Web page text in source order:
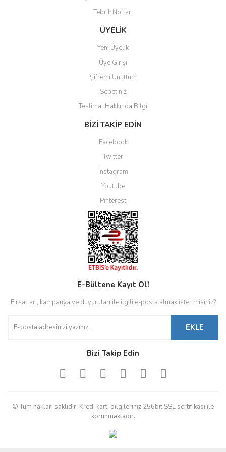
Tebrik Notları
ÜYELİK
Yeni Üyelik
Üye Girişi
Şifremi Unuttum
Sepetiniz
Teslimat Hakkında Bilgi
BİZİ TAKİP EDİN
Facebook
Twitter
Instagram
Youtube
Pinterest
E-Bültene Kayıt Ol!
Fırsatları, kampanya ve duyuruları ile ilgili e-posta almak ister misiniz?
EKLE
Bizi Takip Edin
© Tüm hakları saklıdır. Kredi kartı bilgileriniz 256bit SSL sertifikası ile
korunmaktadır.